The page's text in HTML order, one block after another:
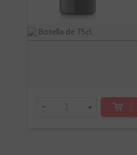
Botella de 75cl.
- +